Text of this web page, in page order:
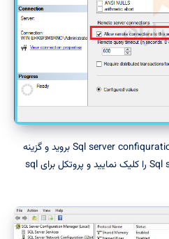
۴- بعد از آن به سراغ Sql server confiquration manager بروید و گزینه
ی Sql servernetwork configuration را کلیک نمایید و پروتکل برای sql